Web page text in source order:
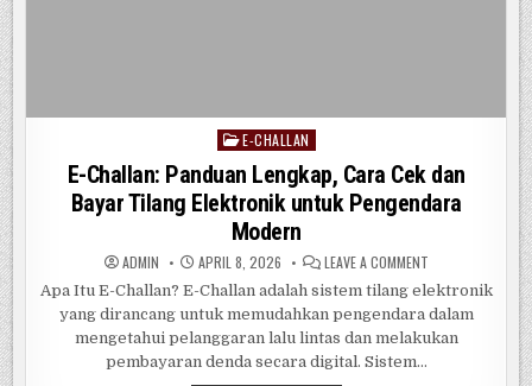
Posted
E-CHALLAN
E-Challan: Panduan Lengkap, Cara Cek dan
Bayar Tilang Elektronik untuk Pengendara
Modern
ADMIN APRIL 8, 2026 LEAVE A COMMENTON
CHALLAN:
PANDUAN
LENGKAP,
CARA
CEK
Apa Itu E-Challan? E-Challan adalah sistem tilang elektronik
yang dirancang untuk memudahkan pengendara dalam
mengetahui pelanggaran lalu lintas dan melakukan
pembayaran denda secara digital. Sistem…